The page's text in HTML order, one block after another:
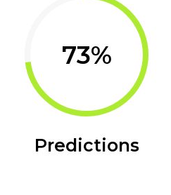
73
Predictions